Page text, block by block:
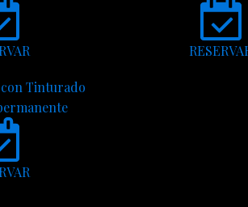
con Tinturado